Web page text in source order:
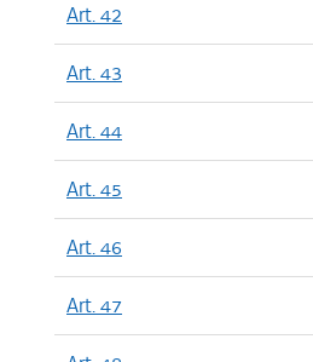
Art. 42
Art. 43
Art. 44
Art. 45
Art. 46
Art. 47